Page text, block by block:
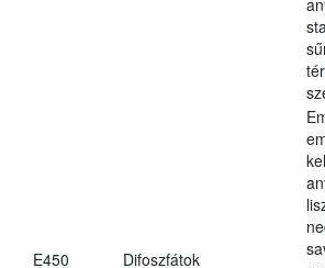
E450 Difoszfátok